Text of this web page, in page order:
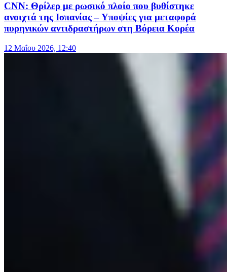
CNN: Θρίλερ με ρωσικό πλοίο που βυθίστηκε
ανοιχτά της Ισπανίας – Υποψίες για μεταφορά
πυρηνικών αντιδραστήρων στη Βόρεια Κορέα
12 Μαΐου 2026, 12:40